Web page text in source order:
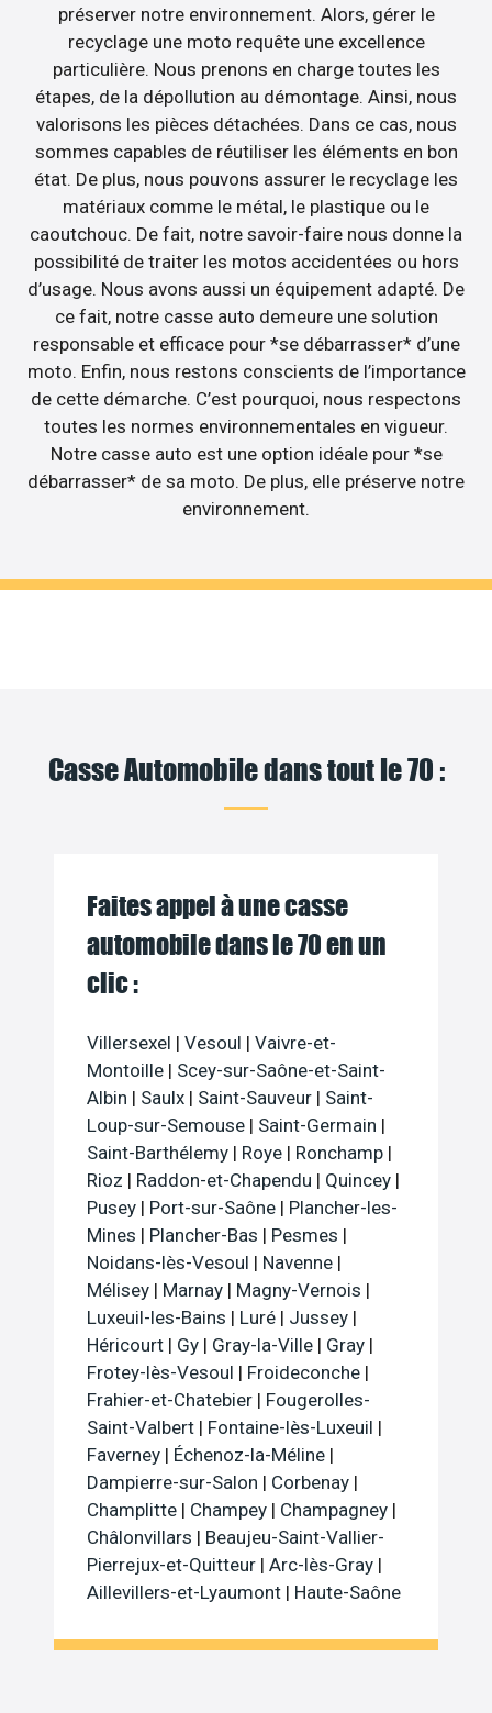
préserver notre environnement. Alors, gérer le
recyclage une moto requête une excellence
particulière. Nous prenons en charge toutes les
étapes, de la dépollution au démontage. Ainsi, nous
valorisons les pièces détachées. Dans ce cas, nous
sommes capables de réutiliser les éléments en bon
état. De plus, nous pouvons assurer le recyclage les
matériaux comme le métal, le plastique ou le
caoutchouc. De fait, notre savoir-faire nous donne la
possibilité de traiter les motos accidentées ou hors
d’usage. Nous avons aussi un équipement adapté. De
ce fait, notre casse auto demeure une solution
responsable et efficace pour *se débarrasser* d’une
moto. Enfin, nous restons conscients de l’importance
de cette démarche. C’est pourquoi, nous respectons
toutes les normes environnementales en vigueur.
Notre casse auto est une option idéale pour *se
débarrasser* de sa moto. De plus, elle préserve notre
environnement.
Casse Automobile dans tout le 70 :
Faites appel à une casse
automobile dans le 70 en un
clic :
Villersexel | Vesoul | Vaivre-et-
Montoille | Scey-sur-Saône-et-Saint-
Albin | Saulx | Saint-Sauveur | Saint-
Loup-sur-Semouse | Saint-Germain |
Saint-Barthélemy | Roye | Ronchamp |
Rioz | Raddon-et-Chapendu | Quincey |
Pusey | Port-sur-Saône | Plancher-les-
Mines | Plancher-Bas | Pesmes |
Noidans-lès-Vesoul | Navenne |
Mélisey | Marnay | Magny-Vernois |
Luxeuil-les-Bains | Luré | Jussey |
Héricourt | Gy | Gray-la-Ville | Gray |
Frotey-lès-Vesoul | Froideconche |
Frahier-et-Chatebier | Fougerolles-
Saint-Valbert | Fontaine-lès-Luxeuil |
Faverney | Échenoz-la-Méline |
Dampierre-sur-Salon | Corbenay |
Champlitte | Champey | Champagney |
Châlonvillars | Beaujeu-Saint-Vallier-
Pierrejux-et-Quitteur | Arc-lès-Gray |
Aillevillers-et-Lyaumont | Haute-Saône